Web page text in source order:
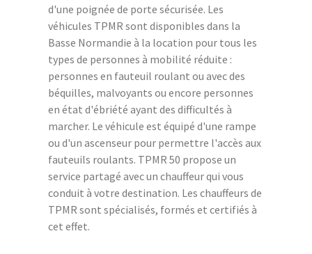
d'une poignée de porte sécurisée. Les
véhicules TPMR sont disponibles dans la
Basse Normandie à la location pour tous les
types de personnes à mobilité réduite :
personnes en fauteuil roulant ou avec des
béquilles, malvoyants ou encore personnes
en état d'ébriété ayant des difficultés à
marcher. Le véhicule est équipé d'une rampe
ou d'un ascenseur pour permettre l'accès aux
fauteuils roulants. TPMR 50 propose un
service partagé avec un chauffeur qui vous
conduit à votre destination. Les chauffeurs de
TPMR sont spécialisés, formés et certifiés à
cet effet.